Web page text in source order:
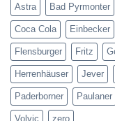
Astra Bad Pyrmonter
Coca Cola Einbecker
Flensburger Fritz
Herrenhäuser Jever
Paderborner Paulaner
Volvic zero